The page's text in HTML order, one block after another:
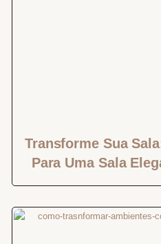
Transforme Sua
Para Uma Sala